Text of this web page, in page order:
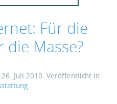
Für die
die Masse?
26. Juli 2010. Veröffentlicht in
.